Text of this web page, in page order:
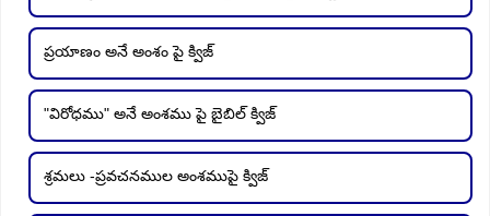
ప్రయాణం అనే అంశం పై క్విజ్
"విరోధము" అనే అంశము పై బైబిల్ క్విజ్
శ్రమలు -ప్రవచనముల అంశముపై క్విజ్